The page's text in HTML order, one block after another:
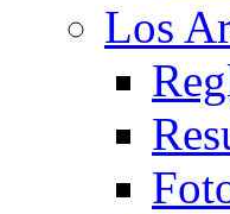
Los